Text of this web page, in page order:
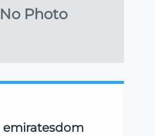
No Photo
emiratesdom